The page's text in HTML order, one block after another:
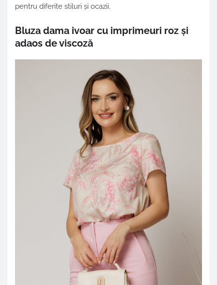
pentru diferite stiluri și ocazii.
Bluza dama ivoar cu imprimeuri roz și
adaos de viscoză